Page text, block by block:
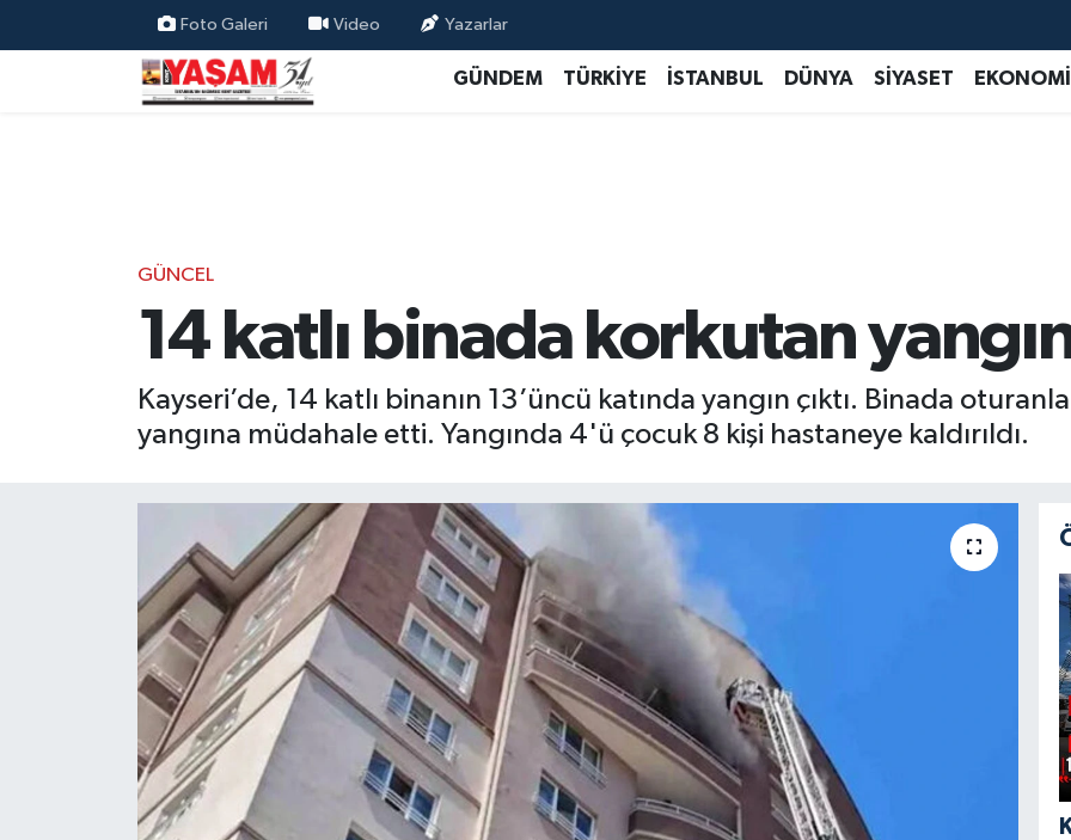
Foto Galeri Video Yazarlar
GÜNDEM TÜRKİYE İSTANBUL DÜNYA SİYASET EKONOMİ
GÜNCEL
14 katlı binada korkutan
Kayseri’de, 14 katlı binanın 13’üncü katında yangın çıktı. Binada
yangına müdahale etti. Yangında 4'ü çocuk 8 kişi hastaneye kaldırıldı.